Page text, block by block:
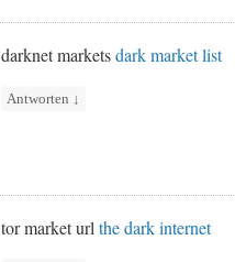
darknet marketsdark market list
Antworten ↓
tor market urlthe dark internet